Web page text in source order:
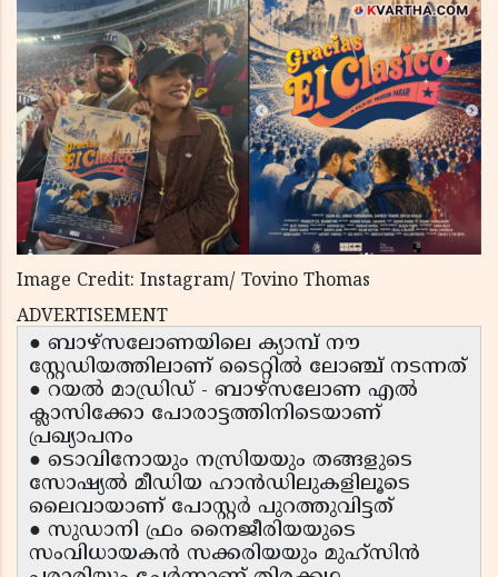
Image Credit: Instagram/ Tovino Thomas
ADVERTISEMENT
● ബാഴ്സലോണയിലെ ക്യാമ്പ് നൗ
സ്റ്റേഡിയത്തിലാണ് ടൈറ്റിൽ ലോഞ്ച് നടന്നത്
● റയൽ മാഡ്രിഡ് - ബാഴ്സലോണ എൽ
ക്ലാസിക്കോ പോരാട്ടത്തിനിടെയാണ്
പ്രഖ്യാപനം
● ടൊവിനോയും നസ്രിയയും തങ്ങളുടെ
സോഷ്യൽ മീഡിയ ഹാൻഡിലുകളിലൂടെ
ലൈവായാണ് പോസ്റ്റർ പുറത്തുവിട്ടത്
● സുഡാനി ഫ്രം നൈജീരിയയുടെ
സംവിധായകൻ സക്കരിയയും മുഹ്‌സിൻ